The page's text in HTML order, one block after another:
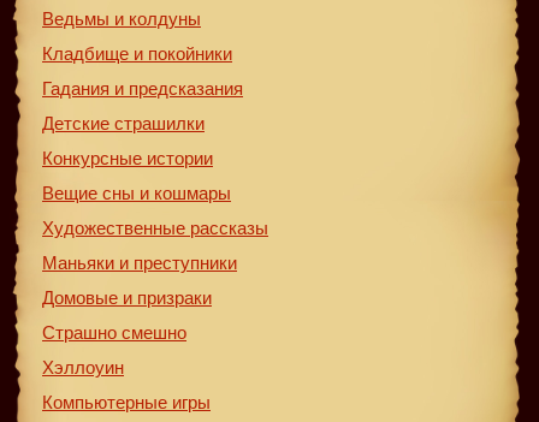
Ведьмы и колдуны
Кладбище и покойники
Гадания и предсказания
Детские страшилки
Конкурсные истории
Вещие сны и кошмары
Художественные рассказы
Маньяки и преступники
Домовые и призраки
Страшно смешно
Хэллоуин
Компьютерные игры